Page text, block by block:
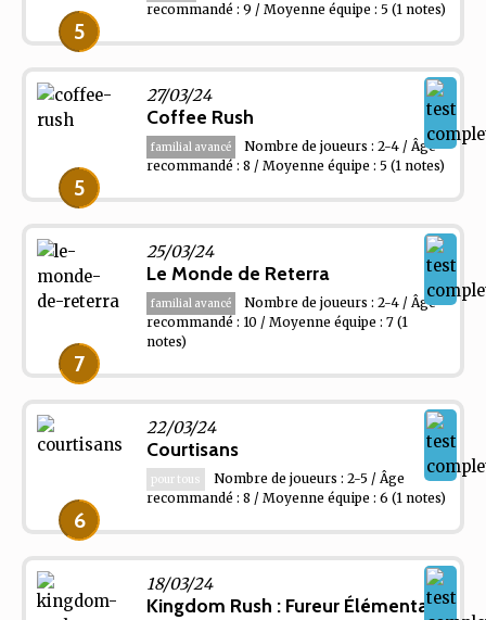
5
recommandé : 9 / Moyenne équipe : 5 (1 notes)
5
27/03/24
Coffee Rush
familial avancé
Nombre de joueurs : 2-4 / Âge
recommandé : 8 / Moyenne équipe : 5 (1 notes)
7
25/03/24
Le Monde de Reterra
familial avancé
Nombre de joueurs : 2-4 / Âge
recommandé : 10 / Moyenne équipe : 7 (1
notes)
6
22/03/24
Courtisans
pour tous
Nombre de joueurs : 2-5 / Âge
recommandé : 8 / Moyenne équipe : 6 (1 notes)
18/03/24
Kingdom Rush : Fureur Élémentale